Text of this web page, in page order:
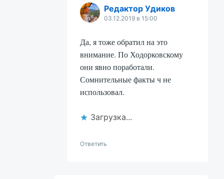
Редактор Удиков
03.12.2019 в 15:00
Да, я тоже обратил на это
внимание. По Ходорковскому
они явно поработали.
Сомнительные факты ч не
использовал.
Загрузка...
Ответить